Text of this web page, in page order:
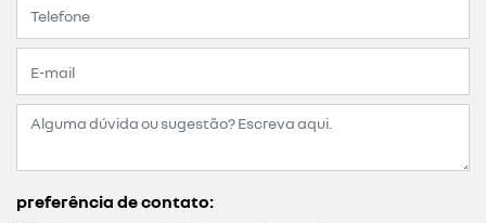
preferência de contato: